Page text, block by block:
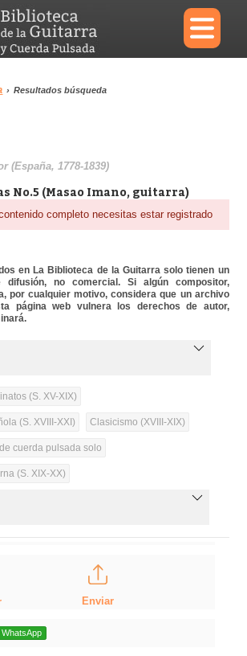
×
› Resultados búsqueda
(España, 1778-1839)
No.5 (Masao Imano, guitarra)
completo necesitas estar registrado
en La Biblioteca de la Guitarra solo tienen un
no comercial. Si algún compositor,
por cualquier motivo, considera que un archivo
página web vulnera los derechos de autor,
(S. XV-XIX)
(S. XVIII-XXI) Clasicismo (XVIII-XIX)
cuerda pulsada solo
(S. XIX-XX)
Enviar
WhatsApp